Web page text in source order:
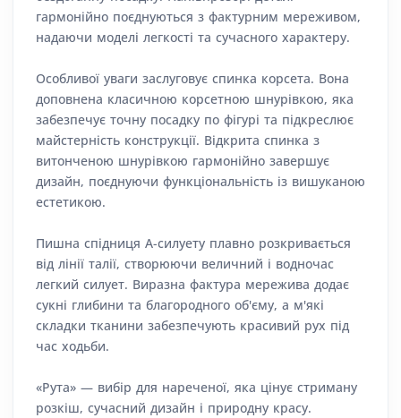
гармонійно поєднуються з фактурним мереживом,
надаючи моделі легкості та сучасного характеру.
Особливої уваги заслуговує спинка корсета. Вона
доповнена класичною корсетною шнурівкою, яка
забезпечує точну посадку по фігурі та підкреслює
майстерність конструкції. Відкрита спинка з
витонченою шнурівкою гармонійно завершує
дизайн, поєднуючи функціональність із вишуканою
естетикою.
Пишна спідниця А-силуету плавно розкривається
від лінії талії, створюючи величний і водночас
легкий силует. Виразна фактура мережива додає
сукні глибини та благородного об'єму, а м'які
складки тканини забезпечують красивий рух під
час ходьби.
«Рута» — вибір для нареченої, яка цінує стриману
розкіш, сучасний дизайн і природну красу.